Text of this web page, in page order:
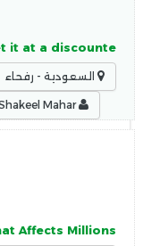
it at a discounte
السعودية - رفحاء
Shakeel Mahar
Affects Millions